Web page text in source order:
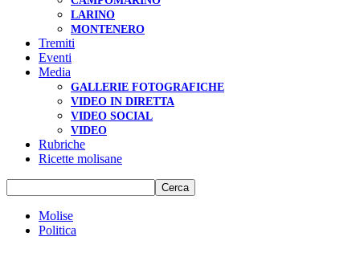
LARINO
MONTENERO
Tremiti
Eventi
Media
GALLERIE FOTOGRAFICHE
VIDEO IN DIRETTA
VIDEO SOCIAL
VIDEO
Rubriche
Ricette molisane
Molise
Politica